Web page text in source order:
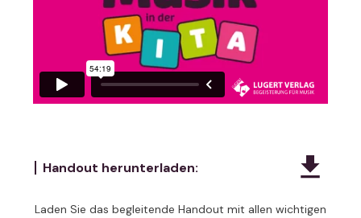
Handout herunterladen:
Laden Sie das begleitende Handout mit allen wichtigen